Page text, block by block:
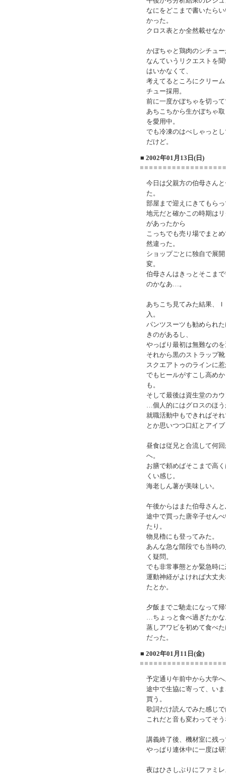
なにをどこまで書いたら
かった。
クロス表とか全然載せな
かぼちゃと鶏肉のシチュ
なんていうリクエストを
はいかなくて、
考えてるところにクリー
チュー採用。
前に一度かぼちゃを切っ
あちこちから生かぼちゃ
を愛用中。
でも冷凍のはべしゃっと
だけど。
■ 2002年01月13日(日)
今日は父親方の伯母さん
た。
部屋まで迎えにきてもら
地元だと確かこの時期は
があったから
こっちでも売り場でまと
然違った。
ショップごとに独自で展
変。
伯母さんはきっとそこま
のかなあ…。
あちこち見てみた結果、
入。
パンツスーツも勧められ
きのがあるし、
やっぱり最初は無難なの
それから黒のストラップ
スクエアトゥのラインに
でもヒールがすこし高め
も。
そして最後は資生堂のカ
…個人的にはグロスのほ
就職活動中もできればそ
とか思いつつ口紅とアイ
昼食は従兄と合流して何
へ。
お膳で頼めばそこまで高
くい感じ。
海老しん薯が美味しい。
午後からはまた伯母さん
途中で買った唐辛子せん
たり。
物見櫓にも登ってみた。
あんな急な階段でも当時
く疑問。
でも非常事態とか緊急時
運動神経がよければ大丈
たとか。
夕飯までご馳走になって
…ちょっと食べ過ぎたかな
蒸しアワビを初めて食べ
だった。
■ 2002年01月11日(金)
予定通り午前中から大学
途中で生協に寄って、い
買う。
歌詞だけ読んでみた感じ
これだと音も変わってそ
講義終了後、機材室に残
やっぱり連休中に一度は
夜はひさしぶりにファミ